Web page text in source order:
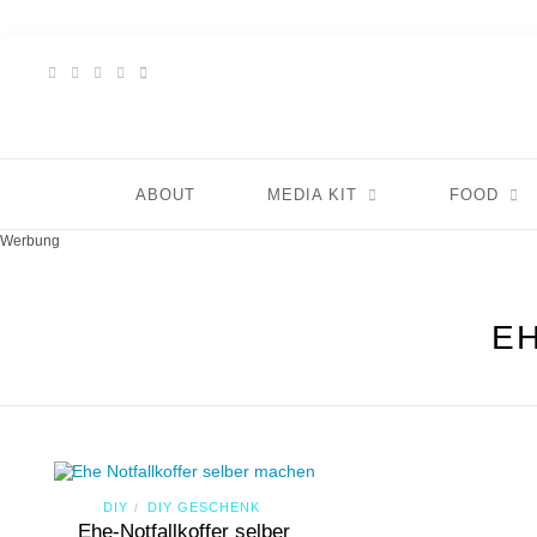
ABOUT MEDIA KIT FOOD
Werbung
DIY / DIY GESCHENK
Ehe-Notfallkoffer selber